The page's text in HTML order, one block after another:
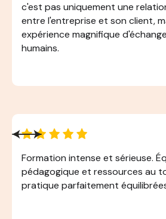
c'est pas uniquement une
entre l'entreprise et son client,
expérience magnifique
humains.
Formation intense et sérieuse.
pédagogique et ressources au
pratique parfaitement